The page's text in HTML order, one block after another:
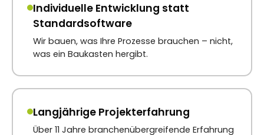
Individuelle Entwicklung statt
Standardsoftware
Wir bauen, was Ihre Prozesse brauchen – nicht,
was ein Baukasten hergibt.
Langjährige Projekterfahrung
Über 11 Jahre branchenübergreifende Erfahrung